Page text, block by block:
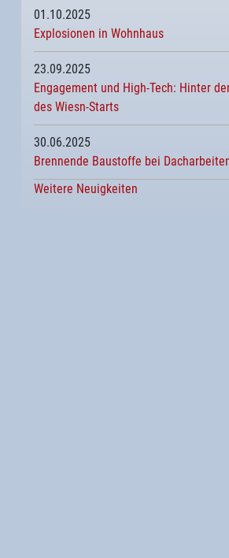
01.10.2025
Explosionen in Wohnhaus
23.09.2025
Engagement und High-Tech: Hinter
des Wiesn-Starts
30.06.2025
Brennende Baustoffe bei
Weitere Neuigkeiten